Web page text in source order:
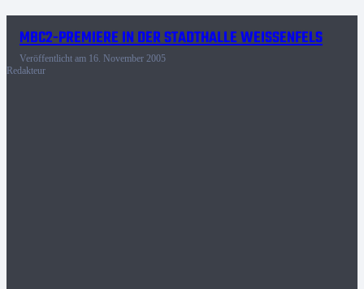
MBC2-PREMIERE IN DER STADTHALLE WEISSENFELS
Veröffentlicht am 16. November 2005
Redakteur